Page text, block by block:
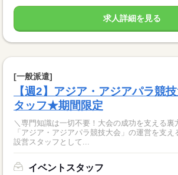
求人詳細を見る
[一般派遣]
【週2】アジア・アジアパラ競
タッフ★期間限定
＼専門知識は一切不要！大会の成功を支える裏
「アジア・アジアパラ競技大会」の運営を支
設営スタッフとして...
イベントスタッフ